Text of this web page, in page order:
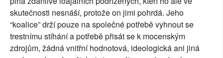
skutečnosti nesnáší, protože on jimi pohrdá. Jeho
“koalice” drží pouze na společné potřebě vyhnout se
trestnímu stíhání a potřebě přisát se k mocenským
zdrojům, žádná vnitřní hodnotová, ideologická ani jiná